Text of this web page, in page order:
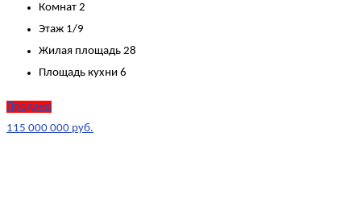
Комнат 2
Этаж 1/9
Жилая площадь 28
Площадь кухни 6
Продано
115 000 000 руб.